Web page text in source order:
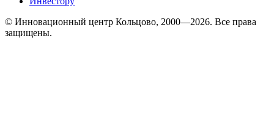
© Инновационный центр Кольцово, 2000—2026. Все права
защищены.